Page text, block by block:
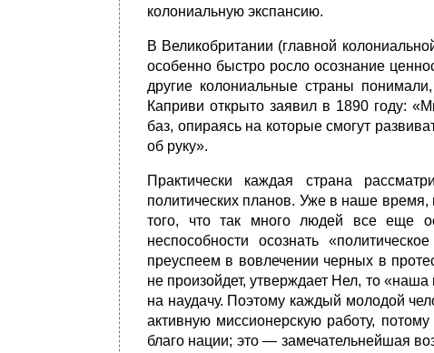
колониальную экспансию.
В Великобритании (главной
особенно быстро росло осознание
другие колониальные страны
Каприви открыто заявил в 1890 году:
баз, опираясь на которые смогут
об руку».
Практически каждая страна
политических планов. Уже в наше
того, что так много людей все еще
неспособности осознать
преуспеем в вовлечении черных в
не произойдет, утверждает Нел, то
на наудачу. Поэтому каждый молодой
активную миссионерскую работу,
благо нации; это — замечательнейшая